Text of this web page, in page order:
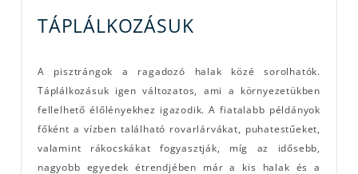
TÁPLÁLKOZÁSUK
A pisztrángok a ragadozó halak közé sorolhatók.
Táplálkozásuk igen változatos, ami a környezetükben
fellelhető élőlényekhez igazodik. A fiatalabb példányok
főként a vízben található rovarlárvákat, puhatestűeket,
valamint rákocskákat fogyasztják, míg az idősebb,
nagyobb egyedek étrendjében már a kis halak és a